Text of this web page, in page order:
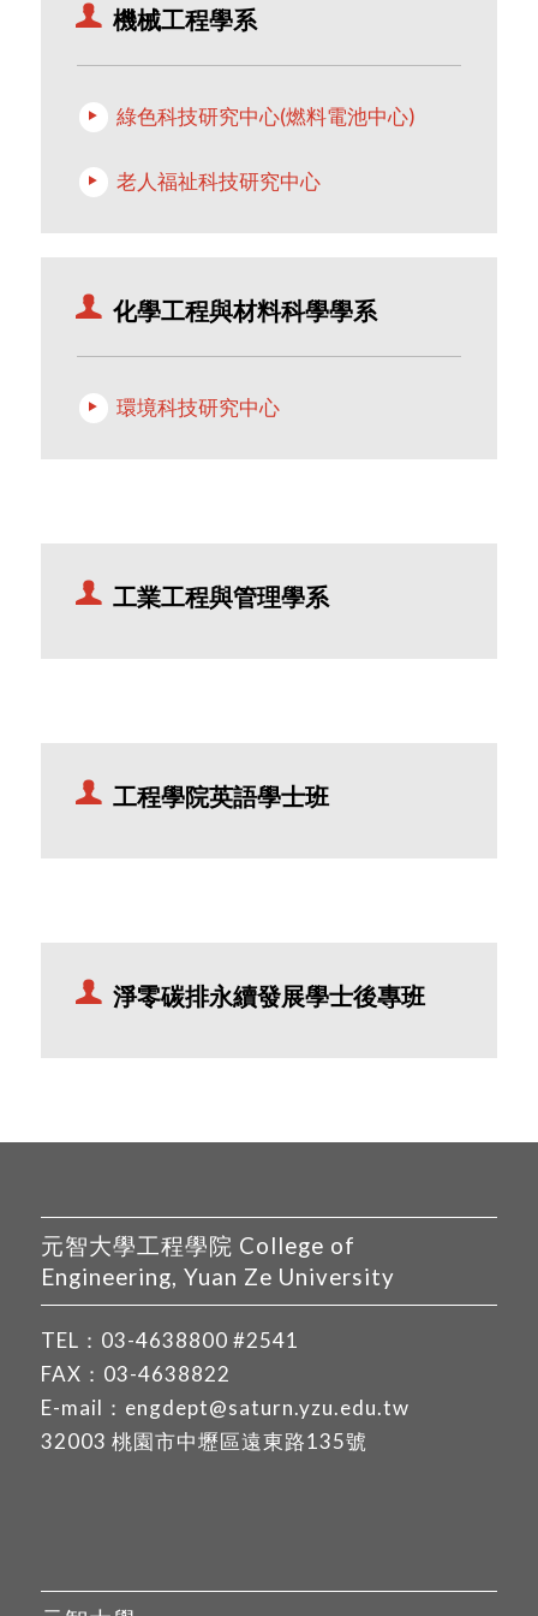
機械工程學系
綠色科技研究中心(燃料電池中心)
老人福祉科技研究中心
化學工程與材料科學學系
環境科技研究中心
工業工程與管理學系
工程學院英語學士班
淨零碳排永續發展學士後專班
元智大學工程學院 College of
Engineering, Yuan Ze University
TEL： 03-4638800 #2541
FAX：03-4638822
E-mail： engdept@saturn.yzu.edu.tw
32003 桃園市中壢區遠東路135號